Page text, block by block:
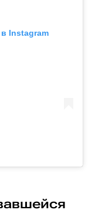
Instagram